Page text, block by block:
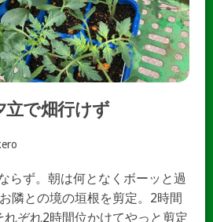
で畑行けず
らず。朝は何となくボーッと過
隣との境の垣根を剪定。2時間
ぞれ2時間位かけてやっと剪定